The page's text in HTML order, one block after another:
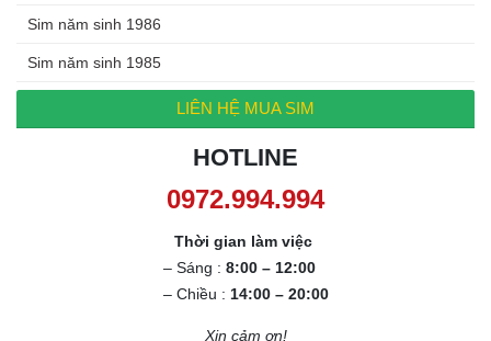
Sim năm sinh 1986
Sim năm sinh 1985
LIÊN HỆ MUA SIM
HOTLINE
0972.994.994
Thời gian làm việc
– Sáng : 8:00 – 12:00
– Chiều : 14:00 – 20:00
Xin cảm ơn!